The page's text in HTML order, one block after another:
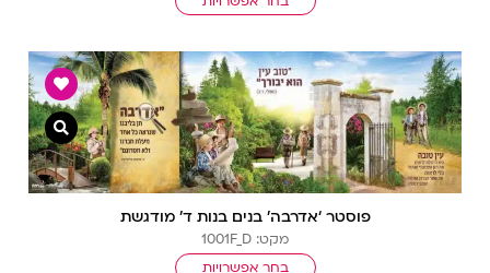
פוסטר ‘אדרבה’ בנים בנות ד’ מודגשת
מקט: 1001F_D
בחר אפשרויות
צפייה